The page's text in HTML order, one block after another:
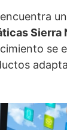
Sierra
se